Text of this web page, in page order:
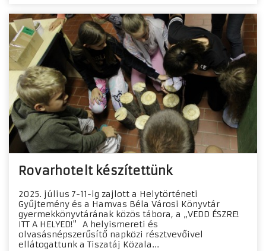
Rovarhotelt készítettünk
2025. július 7-11-ig zajlott a Helytörténeti
Gyűjtemény és a Hamvas Béla Városi Könyvtár
gyermekkönyvtárának közös tábora, a „VEDD ÉSZRE!
ITT A HELYED!" A helyismereti és
olvasásnépszerűsítő napközi résztvevőivel
ellátogattunk a Tiszatáj Közala...